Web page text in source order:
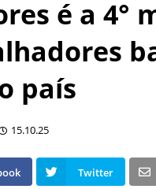
é a 4°
país
15.10.25
Twitter